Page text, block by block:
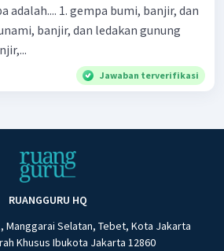
bumi, banjir, dan
Jawaban terverifikasi
RUANGGURU HQ
Manggarai Selatan, Tebet, Kota Jakarta
Khusus Ibukota Jakarta 12860